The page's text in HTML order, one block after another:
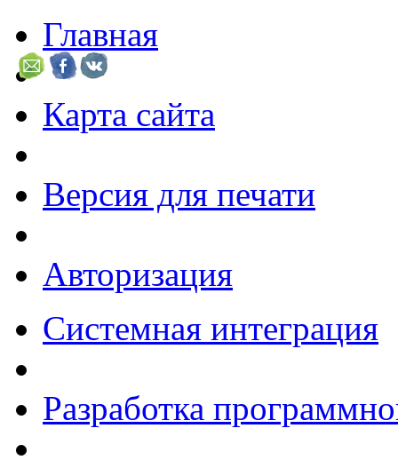
Главная
Карта сайта
Версия для печати
Авторизация
Системная интеграция
Разработка